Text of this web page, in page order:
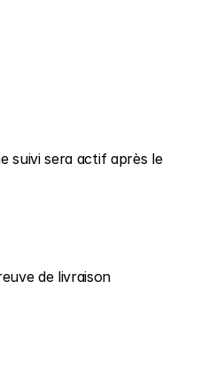
suivi sera actif après le
de livraison